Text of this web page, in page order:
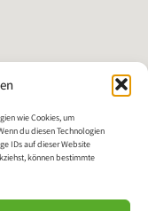
wie Cookies, um
du diesen Technologien
IDs auf dieser Website
können bestimmte
Lernen Oldenburg